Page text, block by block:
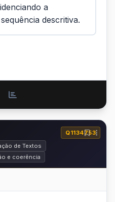
a
descritiva.
Q1134753
de Textos
Interpretação de Texto
e coerência